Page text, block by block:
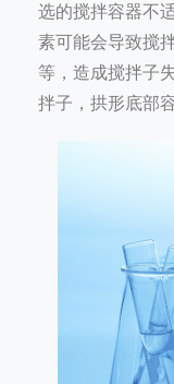
选的搅拌容器不
素可能会导致搅
等，造成搅拌子
拌子，拱形底部